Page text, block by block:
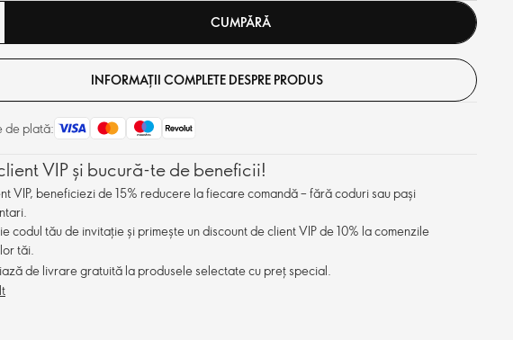
CUMPĂRĂ
INFORMAȚII COMPLETE DESPRE PRODUS
de plată:
VIP și bucură-te de beneficii!
VIP, beneficiezi de 15% reducere la fiecare comandă – fără coduri sau pași
codul tău de invitație și primește un discount de client VIP de 10% la comenzile
tăi.
de livrare gratuită la produsele selectate cu preț special.